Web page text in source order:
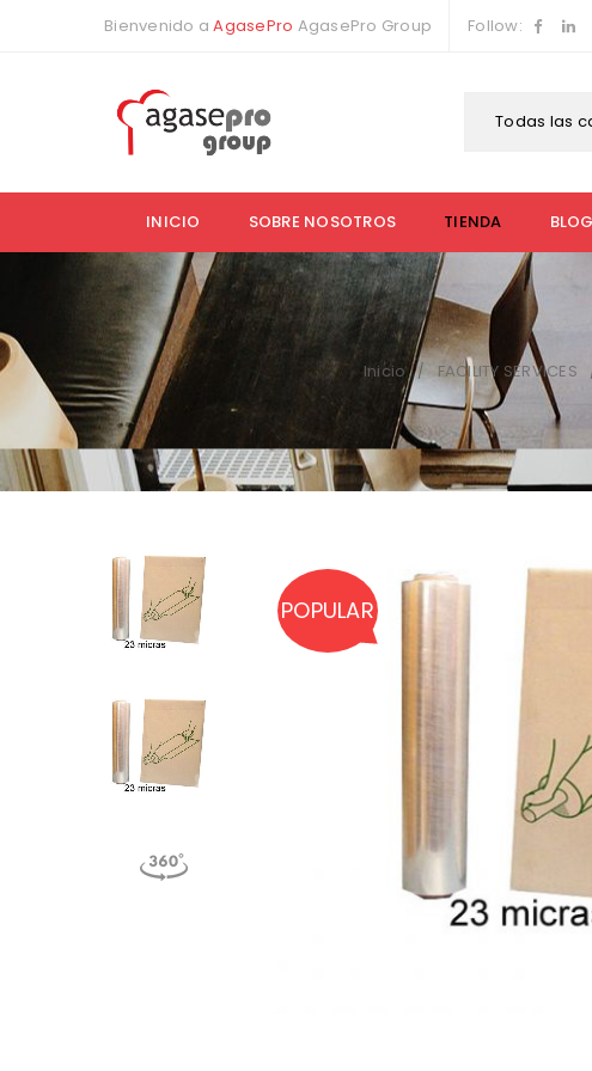
Bienvenido aAgasePro AgasePro Group Follow:
Todas las
INICIO SOBRE NOSOTROS TIENDA BLOG
Inicio / FACILITY SERVICES
POPULAR